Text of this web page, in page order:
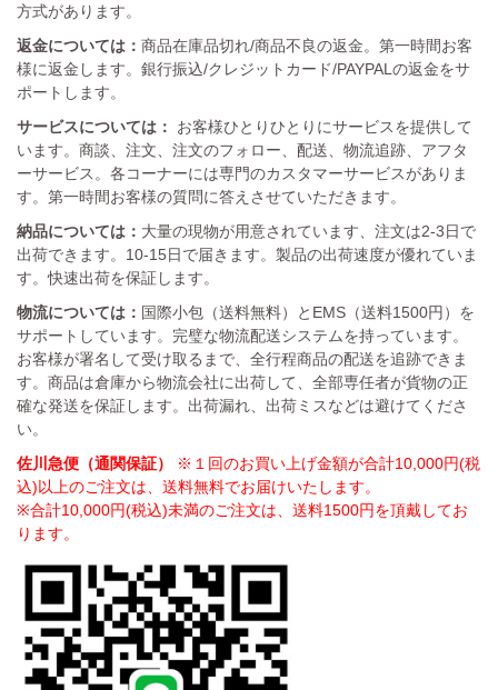
方式があります。
返金については： 商品在庫品切れ/商品不良の返金。第一時間お客
様に返金します。銀行振込/クレジットカード/PAYPALの返金をサ
ポートします。
サービスについては：
お客様ひとりひとりにサービスを提供して
います。商談、注文、注文のフォロー、配送、物流追跡、アフタ
ーサービス。各コーナーには専門のカスタマーサービスがありま
す。第一時間お客様の質問に答えさせていただきます。
納品については： 大量の現物が用意されています、注文は2-3日で
出荷できます。10-15日で届きます。製品の出荷速度が優れていま
す。快速出荷を保証します。
物流については： 国際小包（送料無料）とEMS（送料1500円）を
サポートしています。完璧な物流配送システムを持っています。
お客様が署名して受け取るまで、全行程商品の配送を追跡できま
す。商品は倉庫から物流会社に出荷して、全部専任者が貨物の正
確な発送を保証します。出荷漏れ、出荷ミスなどは避けてくださ
い。
佐川急便（通関保証）
※１回のお買い上げ金額が合計10,000円(税
込)以上のご注文は、送料無料でお届けいたします。
※合計10,000円(税込)未満のご注文は、送料1500円を頂戴してお
ります。